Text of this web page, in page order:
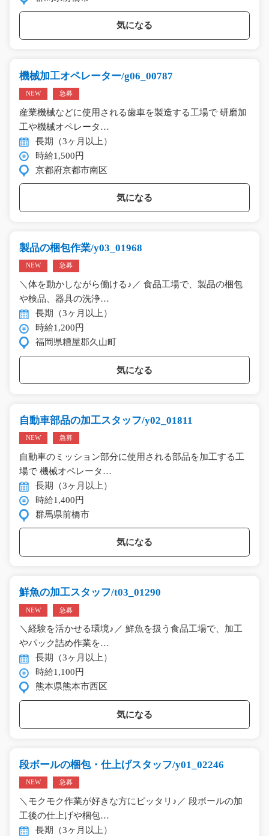
気になる
機械加工オペレーター/g06_00787
NEW 急募
産業機械などに使用される歯車を製造する工場で 研磨加
工や機械オペレータ…
長期（3ヶ月以上）
時給1,500円
京都府京都市南区
気になる
製品の梱包作業/y03_01968
NEW 急募
＼体を動かしながら働ける♪／ 食品工場で、製品の梱包
や検品、器具の洗浄…
長期（3ヶ月以上）
時給1,200円
福岡県糟屋郡久山町
気になる
自動車部品の加工スタッフ/y02_01811
NEW 急募
自動車のミッション部分に使用される部品を加工する工
場で 機械オペレータ…
長期（3ヶ月以上）
時給1,400円
群馬県前橋市
気になる
鮮魚の加工スタッフ/t03_01290
NEW 急募
＼経験を活かせる環境♪／ 鮮魚を扱う食品工場で、加工
やパック詰め作業を…
長期（3ヶ月以上）
時給1,100円
熊本県熊本市西区
気になる
段ボールの梱包・仕上げスタッフ/y01_02246
NEW 急募
＼モクモク作業が好きな方にピッタリ♪／ 段ボールの加
工後の仕上げや梱包…
長期（3ヶ月以上）